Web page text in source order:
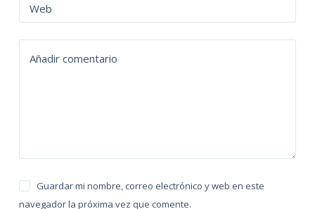
Web
Añadir comentario
Guardar mi nombre, correo electrónico y web en este
navegador la próxima vez que comente.
a
t